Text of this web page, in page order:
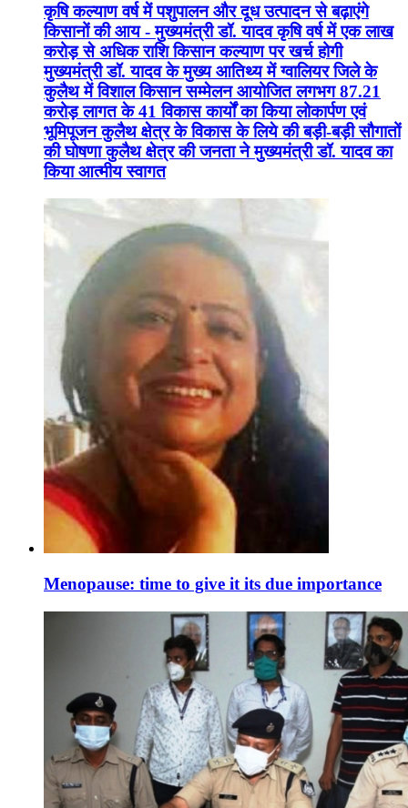
कृषि कल्याण वर्ष में पशुपालन और दूध उत्पादन से बढ़ाएंगे
किसानों की आय - मुख्यमंत्री डॉ. यादव कृषि वर्ष में एक लाख
करोड़ से अधिक राशि किसान कल्याण पर खर्च होगी
मुख्यमंत्री डॉ. यादव के मुख्य आतिथ्य में ग्वालियर जिले के
कुलैथ में विशाल किसान सम्मेलन आयोजित लगभग 87.21
करोड़ लागत के 41 विकास कार्यों का किया लोकार्पण एवं
भूमिपूजन कुलैथ क्षेत्र के विकास के लिये की बड़ी-बड़ी सौगातों
की घोषणा कुलैथ क्षेत्र की जनता ने मुख्यमंत्री डॉ. यादव का
किया आत्मीय स्वागत
Menopause: time to give it its due importance